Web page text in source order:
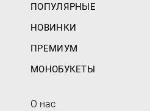
ПОПУЛЯРНЫЕ
НОВИНКИ
ПРЕМИУМ
МОНОБУКЕТЫ
О нас